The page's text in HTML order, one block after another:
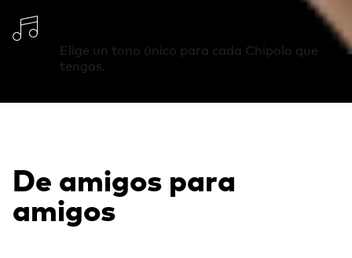
Elige un tono único para cada Chipolo que
tengas.
De amigos para
amigos